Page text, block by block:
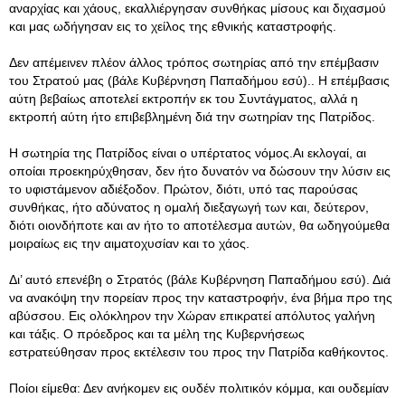
αναρχίας και χάους, εκαλλιέργησαν συνθήκας μίσους και διχασμού
και μας ωδήγησαν εις το χείλος της εθνικής καταστροφής.
Δεν απέμεινεν πλέον άλλος τρόπος σωτηρίας από την επέμβασιν
του Στρατού μας (βάλε Κυβέρνηση Παπαδήμου εσύ).. Η επέμβασις
αύτη βεβαίως αποτελεί εκτροπήν εκ του Συντάγματος, αλλά η
εκτροπή αύτη ήτο επιβεβλημένη διά την σωτηρίαν της Πατρίδος.
Η σωτηρία της Πατρίδος είναι ο υπέρτατος νόμος.Αι εκλογαί, αι
οποίαι προεκηρύχθησαν, δεν ήτο δυνατόν να δώσουν την λύσιν εις
το υφιστάμενον αδιέξοδον. Πρώτον, διότι, υπό τας παρούσας
συνθήκας, ήτο αδύνατος η ομαλή διεξαγωγή των και, δεύτερον,
διότι οιονδήποτε και αν ήτο το αποτέλεσμα αυτών, θα ωδηγούμεθα
μοιραίως εις την αιματοχυσίαν και το χάος.
Δι’ αυτό επενέβη ο Στρατός (βάλε Κυβέρνηση Παπαδήμου εσύ). Διά
να ανακόψη την πορείαν προς την καταστροφήν, ένα βήμα προ της
αβύσσου. Εις ολόκληρον την Χώραν επικρατεί απόλυτος γαλήνη
και τάξις. Ο πρόεδρος και τα μέλη της Κυβερνήσεως
εστρατεύθησαν προς εκτέλεσιν του προς την Πατρίδα καθήκοντος.
Ποίοι είμεθα: Δεν ανήκομεν εις ουδέν πολιτικόν κόμμα, και ουδεμίαν